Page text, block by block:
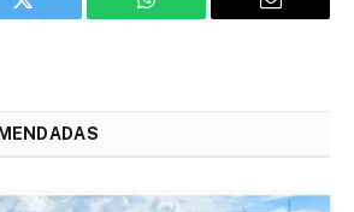
Twitter WhatsApp Email